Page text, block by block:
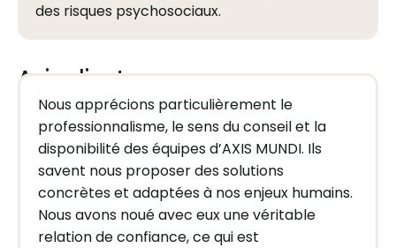
des risques psychosociaux.
Avis clients
Nous apprécions particulièrement le
professionnalisme, le sens du conseil et la
disponibilité des équipes d’AXIS MUNDI. Ils
savent nous proposer des solutions
concrètes et adaptées à nos enjeux humains.
Nous avons noué avec eux une véritable
relation de confiance, ce qui est